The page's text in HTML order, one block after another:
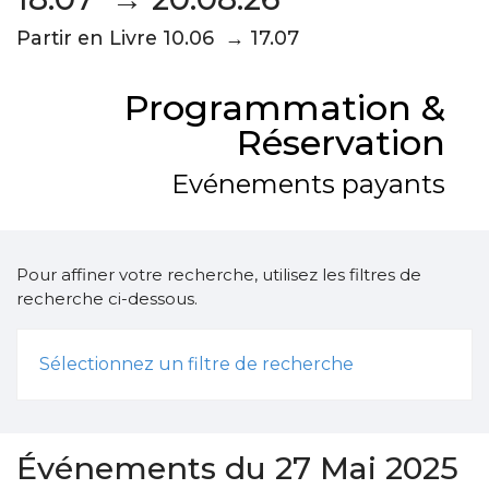
Partir en Livre 10.06 → 17.07
Programmation &
Réservation
Evénements payants
Pour affiner votre recherche, utilisez les filtres de
recherche ci-dessous.
Sélectionnez un filtre de recherche
Événements du 27 Mai 2025